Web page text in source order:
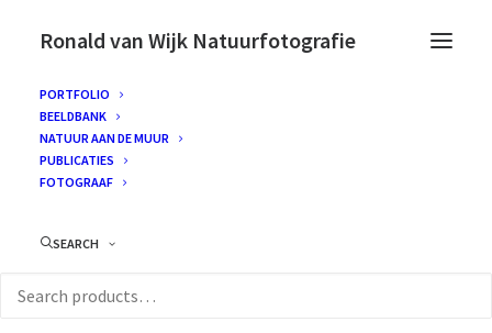
Ronald van Wijk Natuurfotografie
PORTFOLIO
BEELDBANK
NATUUR AAN DE MUUR
PUBLICATIES
FOTOGRAAF
SEARCH